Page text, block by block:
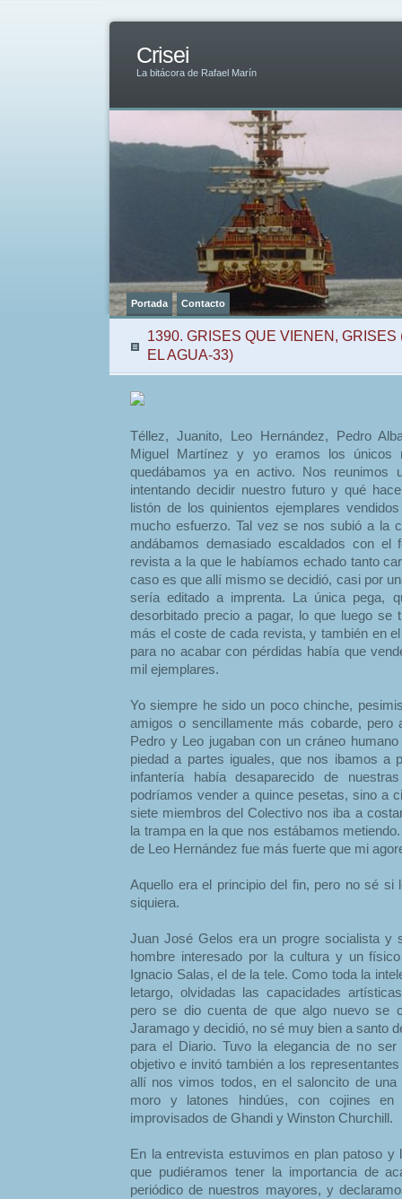
Crisei
La bitácora de Rafael Marín
Portada Contacto
1390. GRISES QUE VIENEN, GRISES
EL AGUA-33)
Téllez, Juanito, Leo Hernández, Pedro
Miguel Martínez y yo eramos los únicos
quedábamos ya en activo. Nos reunimos
intentando decidir nuestro futuro y qué
listón de los quinientos ejemplares
mucho esfuerzo. Tal vez se nos subió a la
andábamos demasiado escaldados con el
revista a la que le habíamos echado tanto
caso es que allí mismo se decidió, casi por
sería editado a imprenta. La única pega,
desorbitado precio a pagar, lo que luego se
más el coste de cada revista, y también en
para no acabar con pérdidas había que
mil ejemplares.
Yo siempre he sido un poco chinche,
amigos o sencillamente más cobarde, pero
Pedro y Leo jugaban con un cráneo
piedad a partes iguales, que nos ibamos a
infantería había desaparecido de
podríamos vender a quince pesetas, sino a
siete miembros del Colectivo nos iba a
la trampa en la que nos estábamos
de Leo Hernández fue más fuerte que mi
Aquello era el principio del fin, pero no sé si
siquiera.
Juan José Gelos era un progre socialista y
hombre interesado por la cultura y un
Ignacio Salas, el de la tele. Como toda la
letargo, olvidadas las capacidades
pero se dio cuenta de que algo nuevo se
Jaramago y decidió, no sé muy bien a santo
para el Diario. Tuvo la elegancia de no
objetivo e invitó también a los
allí nos vimos todos, en el saloncito de
moro y latones hindúes, con cojines
improvisados de Ghandi y Winston Churchill.
En la entrevista estuvimos en plan patoso y
que pudiéramos tener la importancia de
periódico de nuestros mayores, y